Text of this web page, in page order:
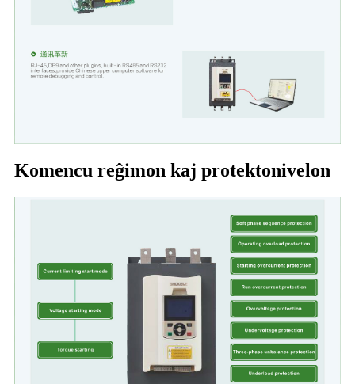
Komencu reĝimon kaj protektonivelon